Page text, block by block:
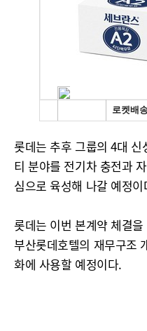
롯데는 추후 그룹의 4대
티 분야를 전기차 충전과
심으로 육성해 나갈 예정이
롯데는 이번 본계약 체결
부산롯데호텔의 재무구조
화에 사용할 예정이다.